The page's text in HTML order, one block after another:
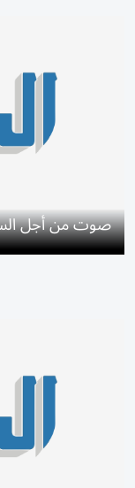
صوت من أجل